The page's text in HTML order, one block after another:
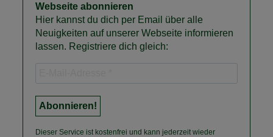
Webseite abonnieren
Hier kannst du dich per Email über alle
Neuigkeiten auf unserer Webseite informieren
lassen. Registriere dich gleich:
Dieser Service ist kostenfrei und kann jederzeit wieder